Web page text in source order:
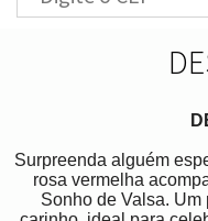
Surpreenda alguém
rosa vermelha
Sonho de Valsa.